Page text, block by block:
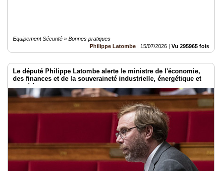
Equipement Sécurité » Bonnes pratiques
Philippe Latombe | 15/07/2026 | Vu 295965 fois
Le député Philippe Latombe alerte le ministre de l'économie,
des finances et de la souveraineté industrielle, énergétique et
numérique